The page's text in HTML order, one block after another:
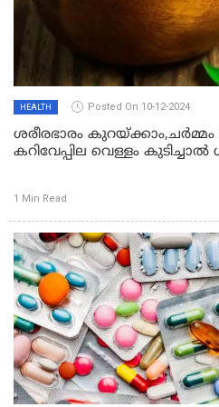
HEALTH Posted On 10-12-2024
ശരീരഭാരം കുറയ്‌ക്കാം,ചർമ്മം
കറിവേപ്പില വെള്ളം
1 Min Read